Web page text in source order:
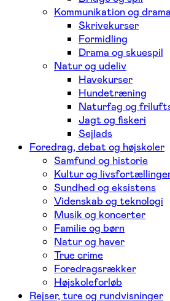
Kommunikation og drama
Skrivekurser
Formidling
Drama og skuespil
Natur og udeliv
Havekurser
Hundetræning
Naturfag og
Jagt og fiskeri
Sejlads
Foredrag, debat og højskoler
Samfund og historie
Kultur og
Sundhed og eksistens
Videnskab og teknologi
Musik og koncerter
Familie og børn
Natur og haver
True crime
Foredragsrækker
Højskoleforløb
Rejser, ture og rundvisninger